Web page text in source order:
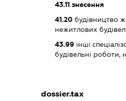
43.11 знесення
41.20 будівництво
нежитлових
43.99 інші
будівельні роботи,
dossier.tax